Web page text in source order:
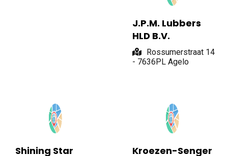
J.P.M. Lubbers
HLD B.V.
Rossumerstraat 14
- 7636PL Agelo
Shining Star
Kroezen-Senger